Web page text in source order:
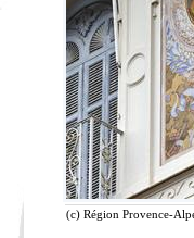
(c) Région Provence-